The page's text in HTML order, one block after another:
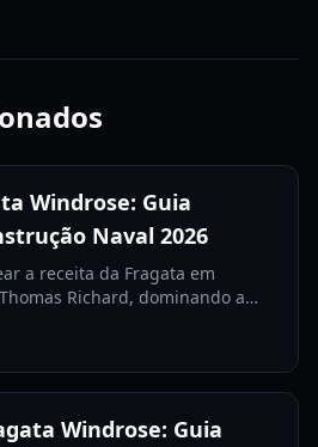
Windrose: Guia
Naval 2026
a receita da Fragata em
Richard, dominando a
Windrose: Guia